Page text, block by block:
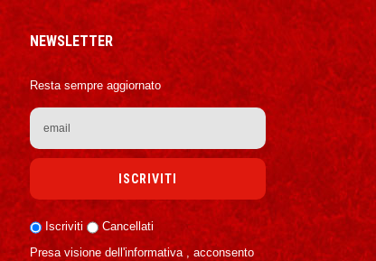
NEWSLETTER
Resta sempre aggiornato
Iscriviti
Cancellati
Presa visione dell'informativa , acconsento